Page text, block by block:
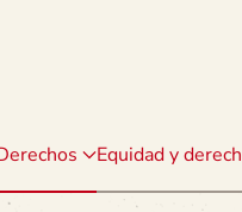
Equidad y